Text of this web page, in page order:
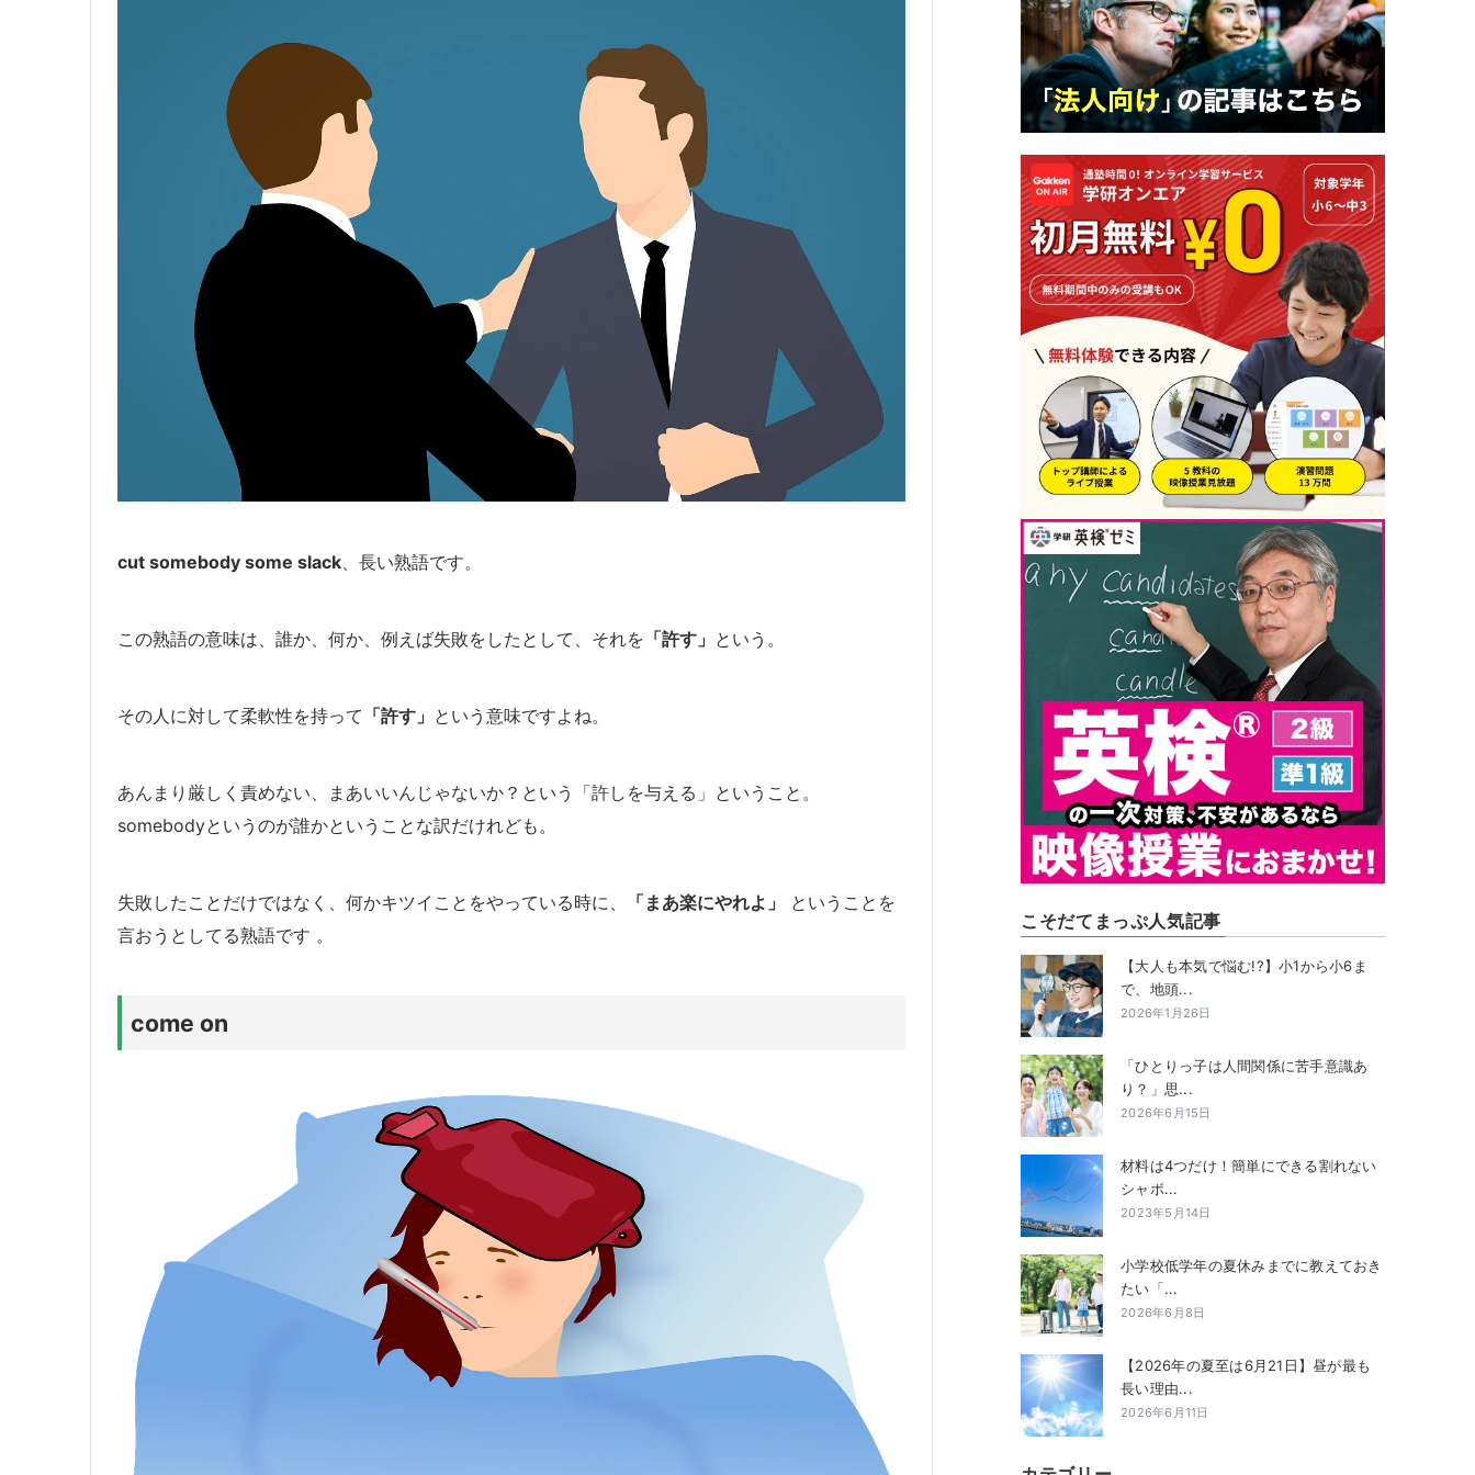
cut somebody some slack 、長い熟語です。
この熟語の意味は、誰か、何か、例えば失敗をしたとして、それを 「許す」 という。
その人に対して柔軟性を持って 「許す」 という意味ですよね。
あんまり厳しく責めない、まあいいんじゃないか？という「許しを与える」ということ。
somebodyというのが誰かということな訳だけれども。
失敗したことだけではなく、何かキツイことをやっている時に、 「まあ楽にやれよ」
ということを
言おうとしてる熟語です 。
come on
こそだてまっぷ人気記事
【大人も本気で悩む!?】小1から小6ま
で、地頭...
2026年1月26日
「ひとりっ子は人間関係に苦手意識あ
り？」思...
2026年6月15日
材料は4つだけ！簡単にできる割れない
シャボ...
2023年5月14日
小学校低学年の夏休みまでに教えておき
たい「...
2026年6月8日
【2026年の夏至は6月21日】昼が最も
長い理由...
2026年6月11日